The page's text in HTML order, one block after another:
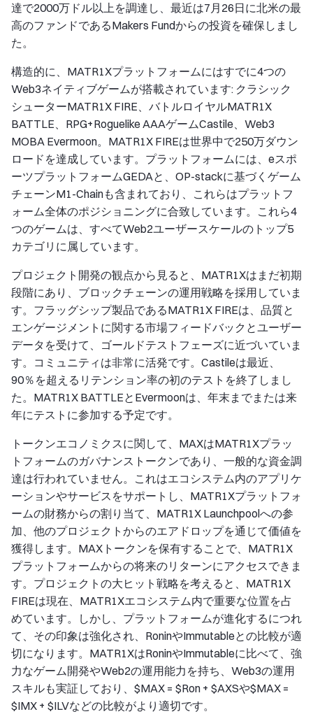
達で2000万ドル以上を調達し、最近は7月26日に北米の最
高のファンドであるMakers Fundからの投資を確保しまし
た。
構造的に、MATR1Xプラットフォームにはすでに4つの
Web3ネイティブゲームが搭載されています: クラシック
シューターMATR1X FIRE、バトルロイヤルMATR1X
BATTLE、RPG+Roguelike AAAゲームCastile、Web3
MOBA Evermoon。MATR1X FIREは世界中で250万ダウン
ロードを達成しています。プラットフォームには、eスポ
ーツプラットフォームGEDAと、OP-stackに基づくゲーム
チェーンM1-Chainも含まれており、これらはプラットフ
ォーム全体のポジショニングに合致しています。これら4
つのゲームは、すべてWeb2ユーザースケールのトップ5
カテゴリに属しています。
プロジェクト開発の観点から見ると、MATR1Xはまだ初期
段階にあり、ブロックチェーンの運用戦略を採用していま
す。フラッグシップ製品であるMATR1X FIREは、品質と
エンゲージメントに関する市場フィードバックとユーザー
データを受けて、ゴールドテストフェーズに近づいていま
す。コミュニティは非常に活発です。Castileは最近、
90％を超えるリテンション率の初のテストを終了しまし
た。MATR1X BATTLEとEvermoonは、年末までまたは来
年にテストに参加する予定です。
トークンエコノミクスに関して、MAXはMATR1Xプラッ
トフォームのガバナンストークンであり、一般的な資金調
達は行われていません。これはエコシステム内のアプリケ
ーションやサービスをサポートし、MATR1Xプラットフォ
ームの財務からの割り当て、MATR1X Launchpoolへの参
加、他のプロジェクトからのエアドロップを通じて価値を
獲得します。MAXトークンを保有することで、MATR1X
プラットフォームからの将来のリターンにアクセスできま
す。プロジェクトの大ヒット戦略を考えると、MATR1X
FIREは現在、MATR1Xエコシステム内で重要な位置を占
めています。しかし、プラットフォームが進化するにつれ
て、その印象は強化され、RoninやImmutableとの比較が適
切になります。MATR1XはRoninやImmutableに比べて、強
力なゲーム開発やWeb2の運用能力を持ち、Web3の運用
スキルも実証しており、$MAX = $Ron + $AXSや$MAX =
$IMX + $ILVなどの比較がより適切です。